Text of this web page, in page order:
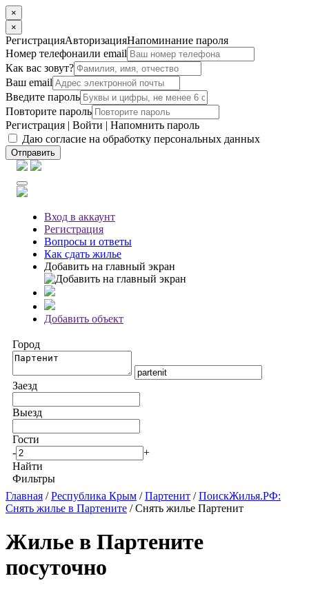
×
×
РегистрацияАвторизацияНапоминание пароля
Номер телефонаили email
Как вас зовут?
Ваш email
Введите пароль
Повторите пароль
Регистрация | Войти | Напомнить пароль
Даю согласие на обработку персональных данных
Отправить
Вход в аккаунт
Регистрация
Вопросы и ответы
Как сдать жилье
Добавить на главный экран
Добавить объект
Город
Заезд
Выезд
Гости
-
+
Найти
Фильтры
Главная /Республика Крым /Партенит /ПоискЖилья.РФ:
Снять жилье в Партените / Снять жилье Партенит
Жилье в Партените
посуточно